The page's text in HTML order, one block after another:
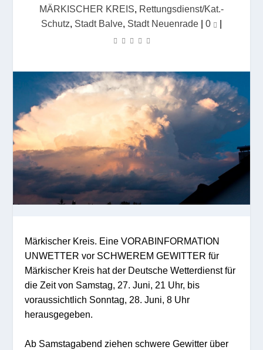
MÄRKISCHER KREIS, Rettungsdienst/Kat.-
Schutz, Stadt Balve, Stadt Neuenrade | 0 |
Märkischer Kreis. Eine VORABINFORMATION
UNWETTER vor SCHWEREM GEWITTER für
Märkischer Kreis hat der Deutsche Wetterdienst für
die Zeit von Samstag, 27. Juni, 21 Uhr, bis
voraussichtlich Sonntag, 28. Juni, 8 Uhr
herausgegeben.
Ab Samstagabend ziehen schwere Gewitter über